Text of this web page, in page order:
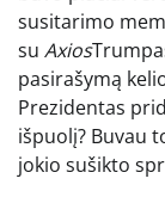
susitarimo
su Axios
pasirašymą
Prezidentas
išpuolį? Buvau
jokio sušikto